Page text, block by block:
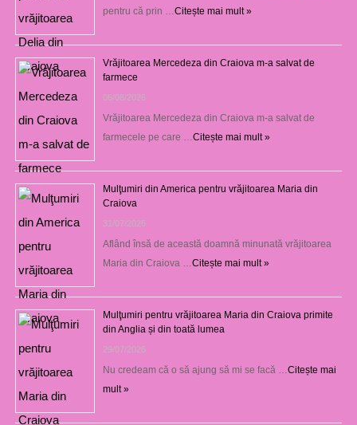
pentru că prin … Citește mai mult »
Vrăjitoarea Mercedeza din Craiova m-a salvat de
farmece
06/08/2026
Vrăjitoarea Mercedeza din Craiova m-a salvat de
farmecele pe care … Citește mai mult »
Mulţumiri din America pentru vrăjitoarea Maria din
Craiova
31/07/2026
Aflând însă de această doamnă minunată vrăjitoarea
Maria din Craiova … Citește mai mult »
Mulţumiri pentru vrăjitoarea Maria din Craiova primite
din Anglia și din toată lumea
29/07/2026
Nu credeam că o să ajung să mi se facă … Citește mai
mult »